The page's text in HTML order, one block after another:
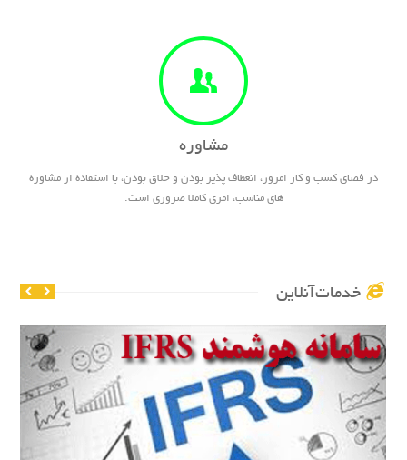
مشاوره
در فضای کسب و کار امروز، انعطاف پذیر بودن و خلاق بودن، با استفاده از مشاوره
های مناسب، امری کاملا ضروری است.
خدمات‌آنلاین